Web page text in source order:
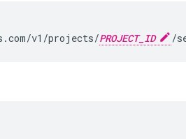
v1/projects/PROJECT_ID /